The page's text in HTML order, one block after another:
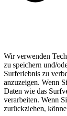
Wir verwenden
zu speichern und/
Surferlebnis zu
anzuzeigen. Wenn
Daten wie das
verarbeiten. Wenn
zurückziehen,